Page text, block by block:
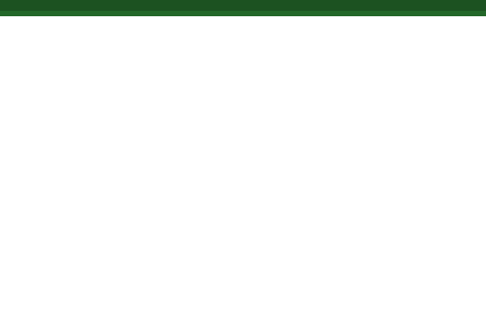
Skip to main content